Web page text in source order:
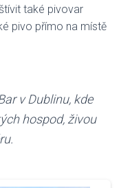
také pivovar
pivo přímo na místě
v Dublinu, kde
hospod, živou